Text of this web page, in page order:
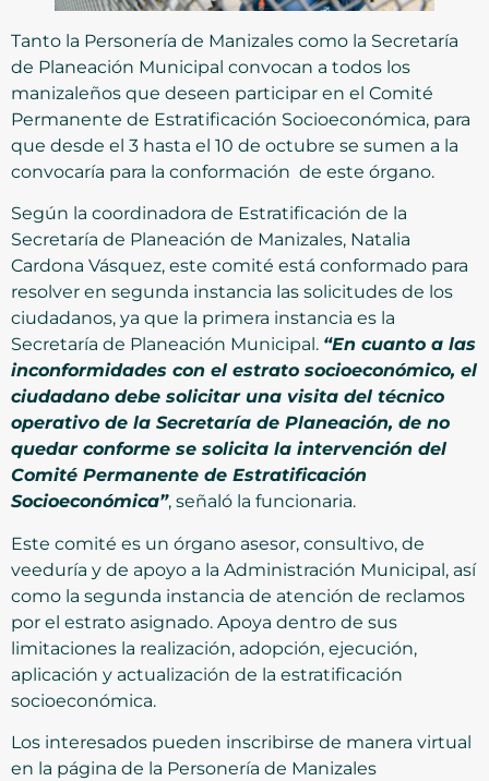
Tanto la Personería de Manizales como la Secretaría
de Planeación Municipal convocan a todos los
manizaleños que deseen participar en el Comité
Permanente de Estratificación Socioeconómica, para
que desde el 3 hasta el 10 de octubre se sumen a la
convocaría para la conformación de este órgano.
Según la coordinadora de Estratificación de la
Secretaría de Planeación de Manizales, Natalia
Cardona Vásquez, este comité está conformado para
resolver en segunda instancia las solicitudes de los
ciudadanos, ya que la primera instancia es la
Secretaría de Planeación Municipal. “En cuanto a las
inconformidades con el estrato socioeconómico, el
ciudadano debe solicitar una visita del técnico
operativo de la Secretaría de Planeación, de no
quedar conforme se solicita la intervención del
Comité Permanente de Estratificación
Socioeconómica”, señaló la funcionaria.
Este comité es un órgano asesor, consultivo, de
veeduría y de apoyo a la Administración Municipal, así
como la segunda instancia de atención de reclamos
por el estrato asignado. Apoya dentro de sus
limitaciones la realización, adopción, ejecución,
aplicación y actualización de la estratificación
socioeconómica.
Los interesados pueden inscribirse de manera virtual
en la página de la Personería de Manizales